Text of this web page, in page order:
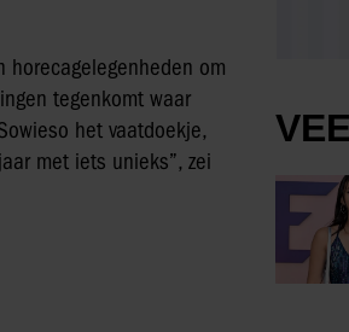
om
tegenkomt waar
het vaatdoekje,
met iets unieks”, zei